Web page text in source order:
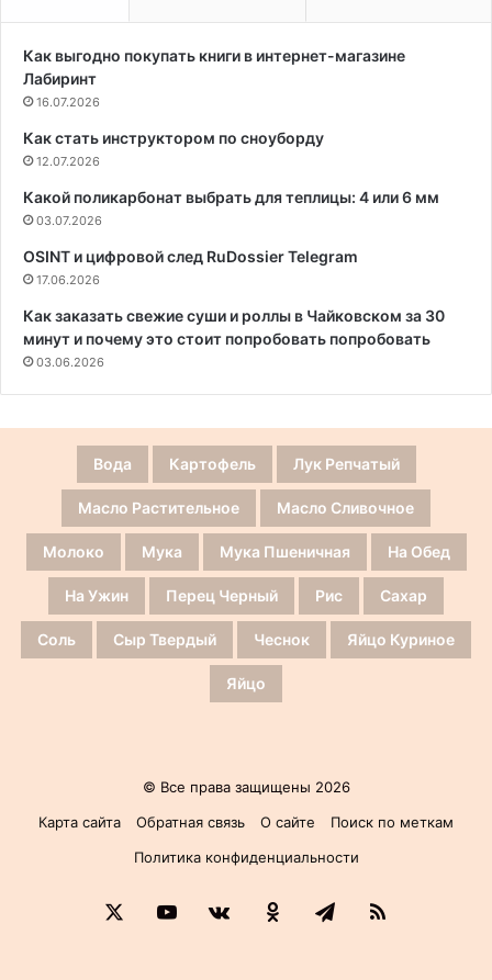
Как выгодно покупать книги в интернет-магазине
Лабиринт
16.07.2026
Как стать инструктором по сноуборду
12.07.2026
Какой поликарбонат выбрать для теплицы: 4 или 6 мм
03.07.2026
OSINT и цифровой след RuDossier Telegram
17.06.2026
Как заказать свежие суши и роллы в Чайковском за 30
минут и почему это стоит попробовать попробовать
03.06.2026
Вода Картофель Лук Репчатый
Масло Растительное Масло Сливочное
Молоко Мука Мука Пшеничная На Обед
На Ужин Перец Черный Рис Сахар
Соль Сыр Твердый Чеснок Яйцо Куриное
Яйцо
© Все права защищены 2026
Карта сайта
Обратная связь О сайте
Поиск по меткам
Политика конфиденциальности
YouTubevk.comОдноклассники
Telegram
RSS